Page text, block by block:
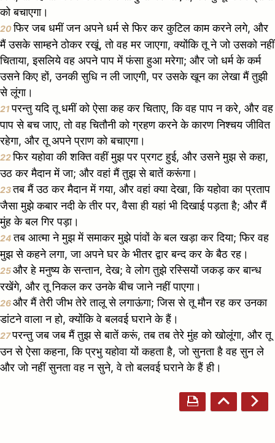
को बचाएगा।
20फिर जब धमीं जन अपने धर्म से फिर कर कुटिल काम करने लगे, और
मैं उसके साम्हने ठोकर रखूं, तो वह मर जाएगा, क्योंकि तू ने जो उसको नहीं
चिताया, इसलिये वह अपने पाप में फंसा हुआ मरेगा; और जो धर्म के कर्म
उसने किए हों, उनकी सुधि न ली जाएगी, पर उसके खून का लेखा मैं तुझी
से लूंगा।
21परन्तु यदि तू धमीं को ऐसा कह कर चिताए, कि वह पाप न करे, और वह
पाप से बच जाए, तो वह चितौनी को ग्रहण करने के कारण निश्चय जीवित
रहेगा, और तू अपने प्राण को बचाएगा।
22फिर यहोवा की शक्ति वहीं मुझ पर प्रगट हुई, और उसने मुझ से कहा,
उठ कर मैदान में जा; और वहां मैं तुझ से बातें करूंगा।
23तब मैं उठ कर मैदान में गया, और वहां क्या देखा, कि यहोवा का प्रताप
जैसा मुझे कबार नदी के तीर पर, वैसा ही यहां भी दिखाई पड़ता है; और मैं
मुंह के बल गिर पड़ा।
24तब आत्मा ने मुझ में समाकर मुझे पांवों के बल खड़ा कर दिया; फिर वह
मुझ से कहने लगा, जा अपने घर के भीतर द्वार बन्द कर के बैठ रह।
25और हे मनुष्य के सन्तान, देख; वे लोग तुझे रस्सियों जकड़ कर बान्ध
रखेंगे, और तू निकल कर उनके बीच जाने नहीं पाएगा।
26और मैं तेरी जीभ तेरे तालू से लगाऊंगा; जिस से तू मौन रह कर उनका
डांटने वाला न हो, क्योंकि वे बलवई घराने के हैं।
27परन्तु जब जब मैं तुझ से बातें करूं, तब तब तेरे मुंह को खोलूंगा, और तू
उन से ऐसा कहना, कि प्रभु यहोवा यों कहता है, जो सुनता है वह सुन ले
और जो नहीं सुनता वह न सुने, वे तो बलवई घराने के हैं ही।